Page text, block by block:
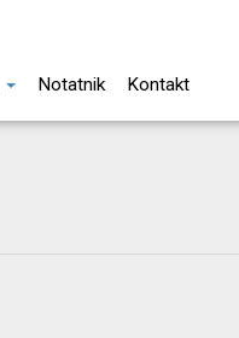
Notatnik Kontakt